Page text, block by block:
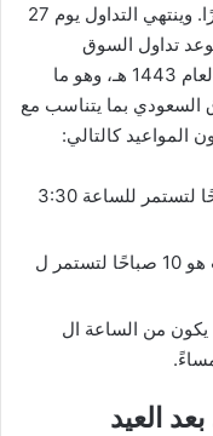
التاسعة صباحًا ليستمر للساعة الثالثة عصرًا. وينتهي التداول يوم 27
تداول السوق
السعودي بعد العيد سيبدأ من يوم 7 شوال لعام 1443 هـ، وهو ما
السوق السعودي بما يتناسب مع
المواعيد كالتالي:
بداية تداول الأسهم من العاشرة صباحًا لتستمر للساعة 3:30
بداية موعد تداول صناديق المؤشرات هو 10 صباحًا لتستمر ل
يكون من الساعة ال
العيد